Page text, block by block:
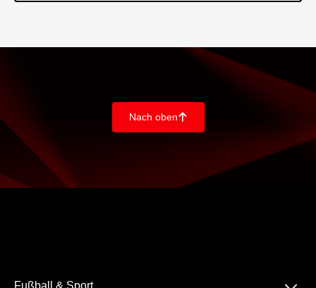
Nach oben􀄨
Fußball & Sport